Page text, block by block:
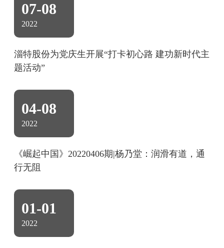
07-08
2022
淄特股份为党庆生开展“打卡初心路 建功新时代主
题活动”
04-08
2022
《崛起中国》20220406期|杨乃堂：润滑有道，通
行无阻
01-01
2022